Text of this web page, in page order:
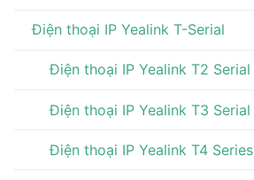
Điện thoại IP Yealink T-Serial
Điện thoại IP Yealink T2 Serial
Điện thoại IP Yealink T3 Serial
Điện thoại IP Yealink T4 Series